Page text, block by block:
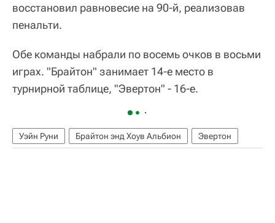
восстановил равновесие на 90-й, реализовав
пенальти.
Обе команды набрали по восемь очков в восьми
играх. "Брайтон" занимает 14-е место в
турнирной таблице, "Эвертон" - 16-е.
Уэйн Руни Брайтон энд Хоув Альбион Эвертон